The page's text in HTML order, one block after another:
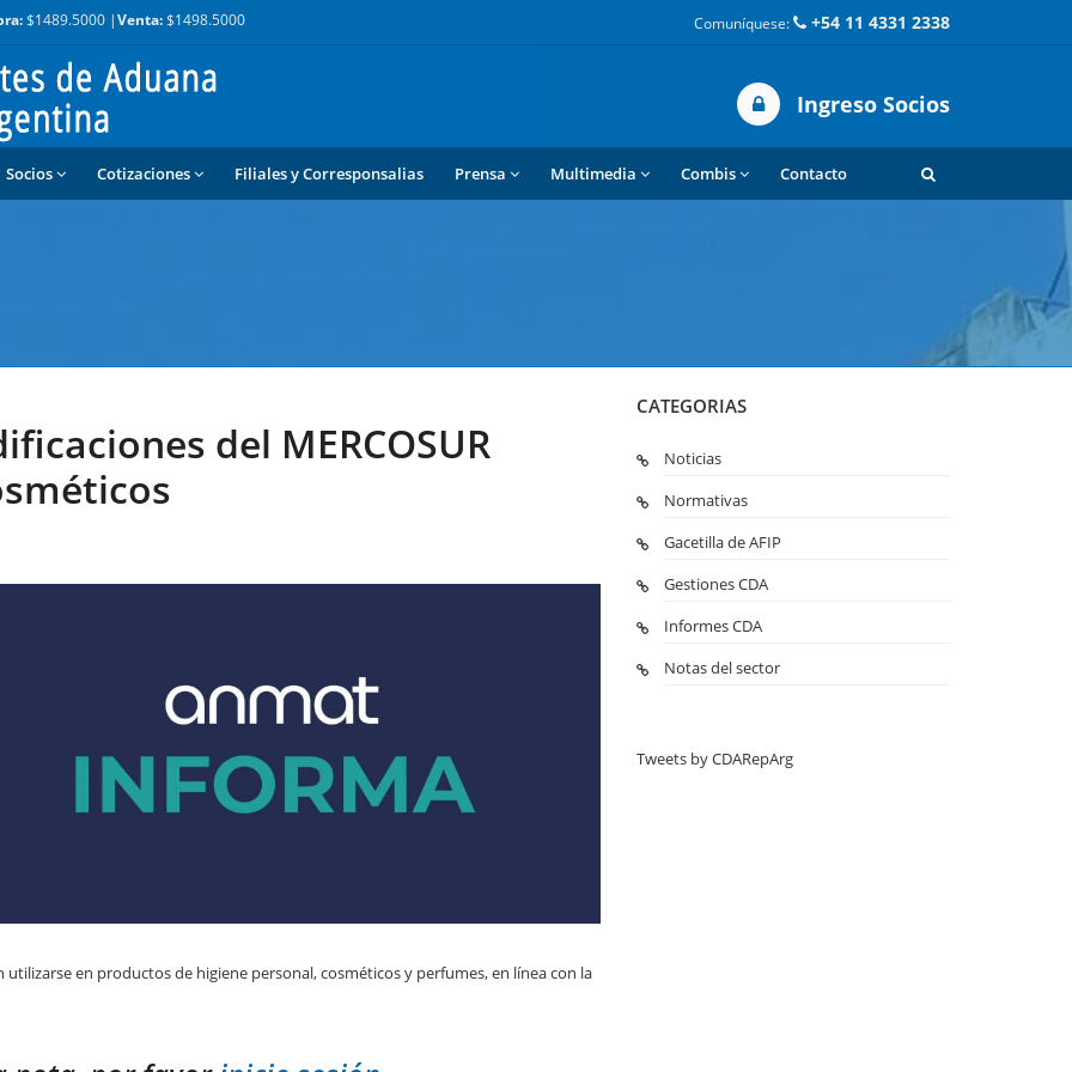
$1489.5000 |Venta:$1498.5000 Comuníquese: +54 11 4331 2338
Ingreso Socios
Socios Cotizaciones Filiales y Corresponsalias Prensa Multimedia Combis Contacto
del MERCOSUR
en productos de higiene personal, cosméticos y perfumes, en línea con la
CATEGORIAS
Noticias
Normativas
Gacetilla de AFIP
Gestiones CDA
Informes CDA
Notas del sector
Tweets by CDARepArg